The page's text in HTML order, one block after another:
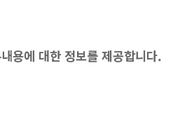
용에 대한 정보를 제공합니다.